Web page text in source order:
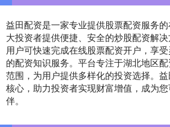
益田配资是一家专业提供股票配资服务
大投资者提供便捷、安全的炒股配资解
用户可快速完成在线股票配资开户，享
的配资知识服务。平台专注于湖北地区
范围，为用户提供多样化的投资选择。
核心，助力投资者实现财富增值，成为
伴。